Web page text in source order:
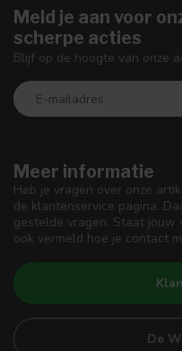
Meer informatie
Heb je vragen over onze
de klantenservice pagina.
gestelde vragen. Staat jouw
ook vermeld hoe je contact
De
Meld je aan voor
scherpe acties
Blijf op de hoogte van onze